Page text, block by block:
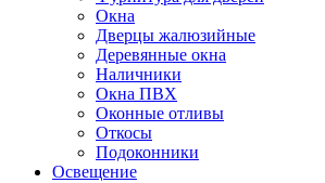
Окна
Дверцы жалюзийные
Деревянные окна
Наличники
Окна ПВХ
Оконные отливы
Откосы
Подоконники
Освещение